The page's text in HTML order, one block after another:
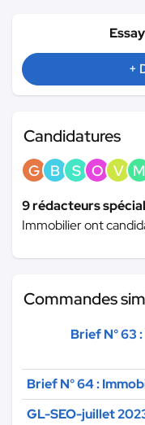
+
Candidatures
G B S O V M
9 rédacteurs
Immobilier ont
Commandes
Brief N° 63
Brief N° 64 :
GL-SEO-juillet